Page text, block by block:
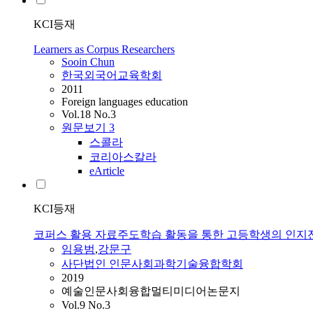
KCI등재
Learners as Corpus Researchers
Sooin Chun
한국외국어교육학회
2011
Foreign languages education
Vol.18 No.3
원문보기 3
스콜라
코리아스칼라
eArticle
KCI등재
코퍼스 활용 자료주도학습 활동을 통한 고등학생의 인지
임용범,강문구
사단법인 인문사회과학기술융합학회
2019
예술인문사회융합멀티미디어논문지
Vol.9 No.3